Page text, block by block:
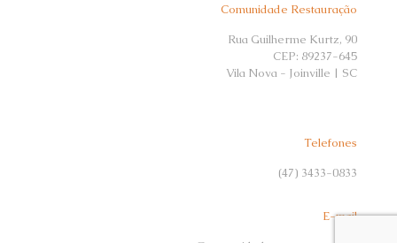
Comunidade Restauração
Rua Guilherme Kurtz, 90
CEP: 89237-645
Vila Nova - Joinville | SC
Telefones
(47) 3433-0833
E-mail